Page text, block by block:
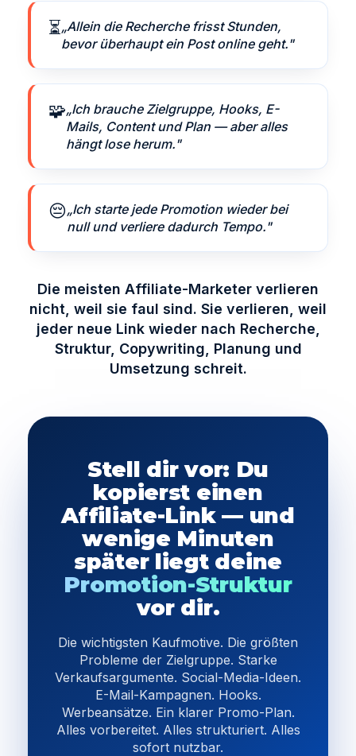
⏳„Allein die Recherche frisst Stunden,
bevor überhaupt ein Post online geht."
🧩„Ich brauche Zielgruppe, Hooks, E-
Mails, Content und Plan — aber alles
hängt lose herum."
😔„Ich starte jede Promotion wieder bei
null und verliere dadurch Tempo."
Die meisten Affiliate-Marketer verlieren
nicht, weil sie faul sind. Sie verlieren, weil
jeder neue Link wieder nach Recherche,
Struktur, Copywriting, Planung und
Umsetzung schreit.
Stell dir vor: Du
kopierst einen
Affiliate-Link — und
wenige Minuten
später liegt deine
Promotion-Struktur
vor dir.
Die wichtigsten Kaufmotive. Die größten
Probleme der Zielgruppe. Starke
Verkaufsargumente. Social-Media-Ideen.
E-Mail-Kampagnen. Hooks.
Werbeansätze. Ein klarer Promo-Plan.
Alles vorbereitet. Alles strukturiert. Alles
sofort nutzbar.